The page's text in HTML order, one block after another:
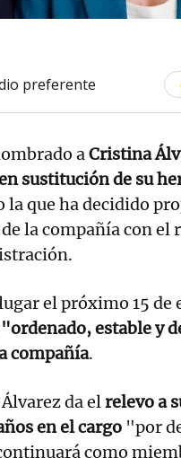
preferente
aCristina
sustitución de su
la que ha decidido
la compañía con el
el próximo 15 de
estable y
compañía.
da elrelevo a
en el cargo "por
como